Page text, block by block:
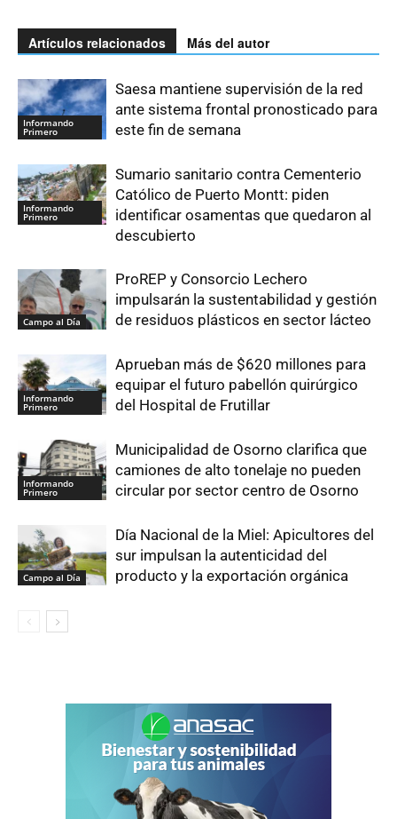
Artículos relacionados Más del autor
Informando
Primero
Saesa mantiene supervisión de la red
ante sistema frontal pronosticado para
este fin de semana
Informando
Primero
Sumario sanitario contra Cementerio
Católico de Puerto Montt: piden
identificar osamentas que quedaron al
descubierto
Campo al Día
ProREP y Consorcio Lechero
impulsarán la sustentabilidad y gestión
de residuos plásticos en sector lácteo
Informando
Primero
Aprueban más de $620 millones para
equipar el futuro pabellón quirúrgico
del Hospital de Frutillar
Informando
Primero
Municipalidad de Osorno clarifica que
camiones de alto tonelaje no pueden
circular por sector centro de Osorno
Campo al Día
Día Nacional de la Miel: Apicultores del
sur impulsan la autenticidad del
producto y la exportación orgánica